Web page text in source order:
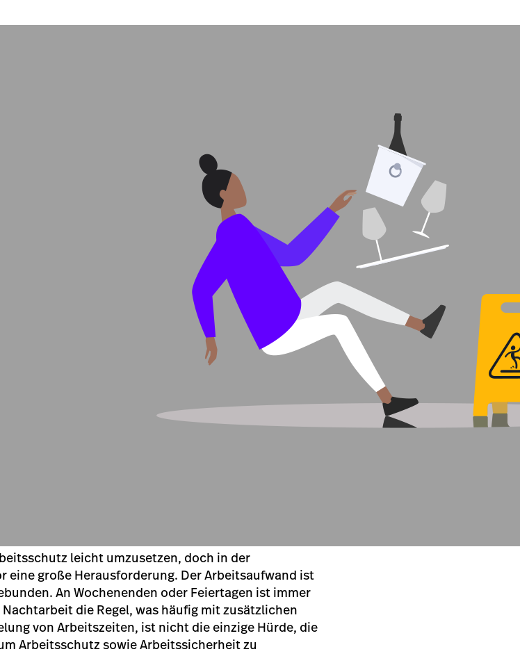
leicht umzusetzen, doch in der
eine große Herausforderung. Der Arbeitsaufwand ist
An Wochenenden oder Feiertagen ist immer
die Regel, was häufig mit zusätzlichen
von Arbeitszeiten, ist nicht die einzige Hürde, die
Arbeitsschutz sowie Arbeitssicherheit zu